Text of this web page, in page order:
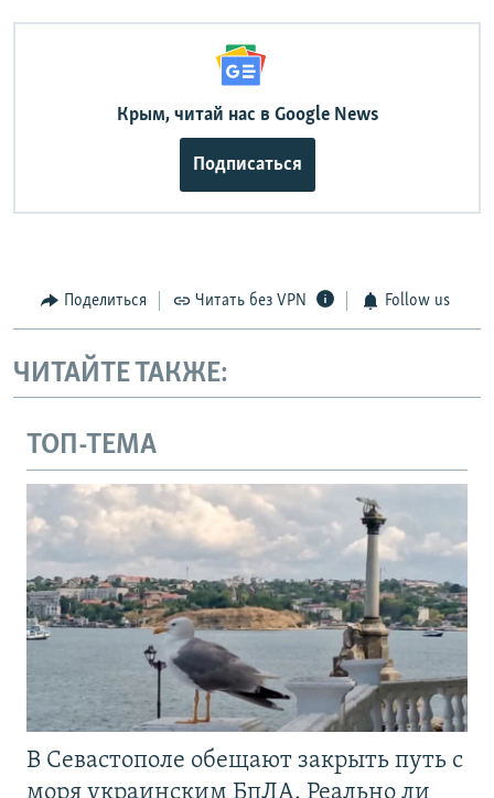
Крым, читай нас в Google News
Подписаться
Поделиться Читать без VPN Follow us
ЧИТАЙТЕ ТАКЖЕ:
ТОП-ТЕМА
В Севастополе обещают закрыть путь с
моря украинским БпЛА. Реально ли